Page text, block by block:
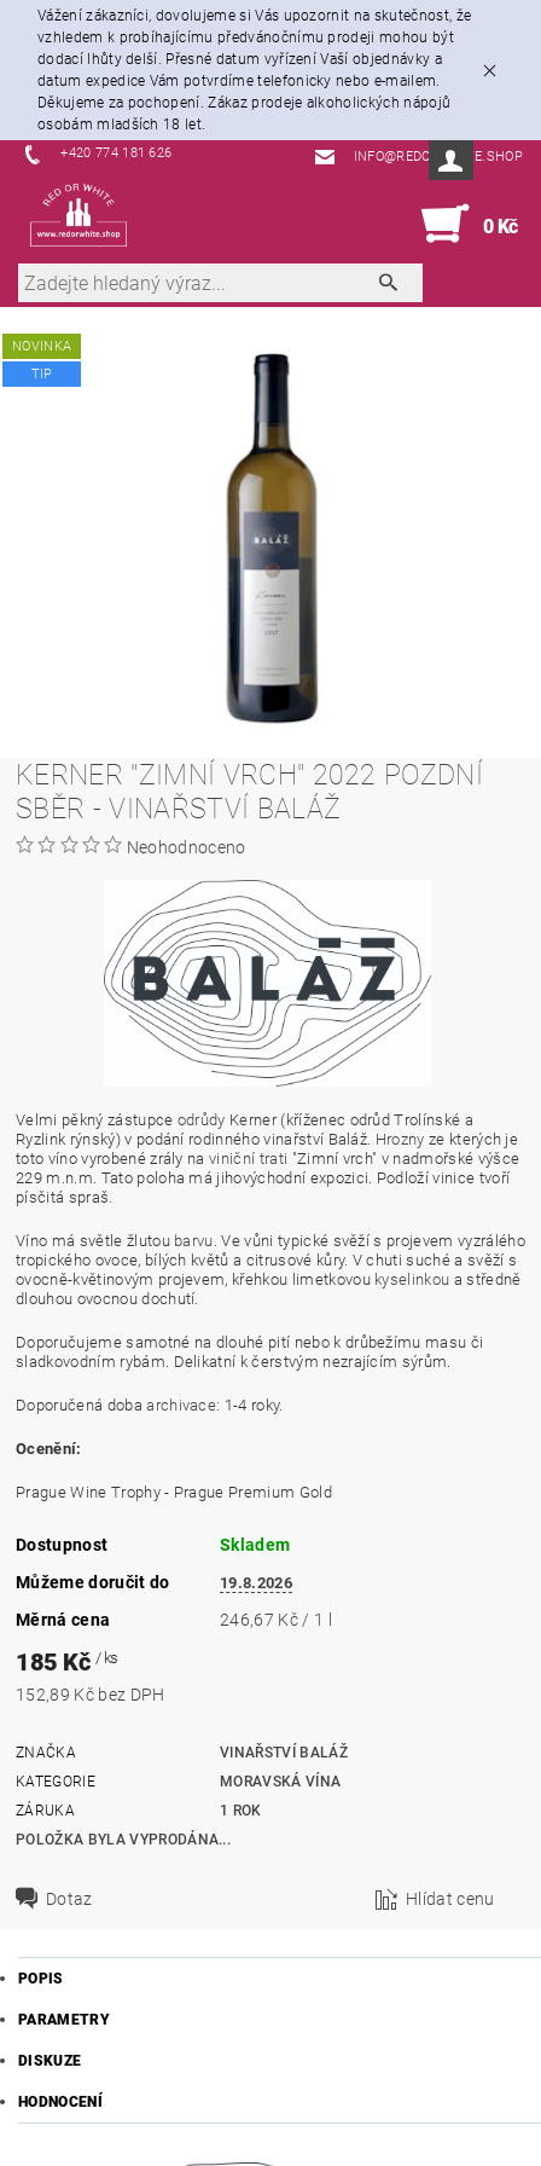
Vážení zákazníci, dovolujeme si Vás upozornit na skutečnost, že
vzhledem k probíhajícímu předvánočnímu prodeji mohou být
dodací lhůty delší. Přesné datum vyřízení Vaší objednávky a
datum expedice Vám potvrdíme telefonicky nebo e-mailem.
Děkujeme za pochopení. Zákaz prodeje alkoholických nápojů
osobám mladších 18 let.
+420 774 181 626 INFO@REDORWHITE.SHOP
0 Kč
NOVINKA
TIP
KERNER "ZIMNÍ VRCH" 2022 POZDNÍ
SBĚR - VINAŘSTVÍ BALÁŽ
Neohodnoceno
Velmi pěkný zástupce odrůdy Kerner (kříženec odrůdTrolínské a
Ryzlink rýnský) v podání rodinného vinařství Baláž. Hrozny ze kterých je
toto víno vyrobené zrály naviniční trati "Zimní vrch" v nadmořské výšce
229 m.n.m. Tato poloha má jihovýchodní expozici. Podloží vinice tvoří
písčitá spraš.
Víno má světle žlutou barvu. Ve vůni typické svěží s projevem vyzrálého
tropického ovoce, bílých květů a citrusové kůry. V chuti suché a svěží s
ovocně-květinovým projevem, křehkou limetkovou kyselinkou a středně
dlouhou ovocnou dochutí.
Doporučujeme samotné na dlouhé pití nebo k drůbežímu masu či
sladkovodním rybám. Delikatní k čerstvým nezrajícím sýrům.
Doporučená dobaarchivace: 1-4 roky.
Ocenění:
Prague Wine Trophy - Prague Premium Gold
Dostupnost
Skladem
Můžeme doručit do
19.8.2026
Měrná cena 246,67 Kč / 1 l
185 Kč / ks
152,89 Kč bez DPH
ZNAČKA
VINAŘSTVÍ BALÁŽ
KATEGORIE
MORAVSKÁ VÍNA
ZÁRUKA
1 ROK
POLOŽKA BYLA VYPRODÁNA...
Dotaz Hlídat cenu
POPIS
PARAMETRY
DISKUZE
HODNOCENÍ